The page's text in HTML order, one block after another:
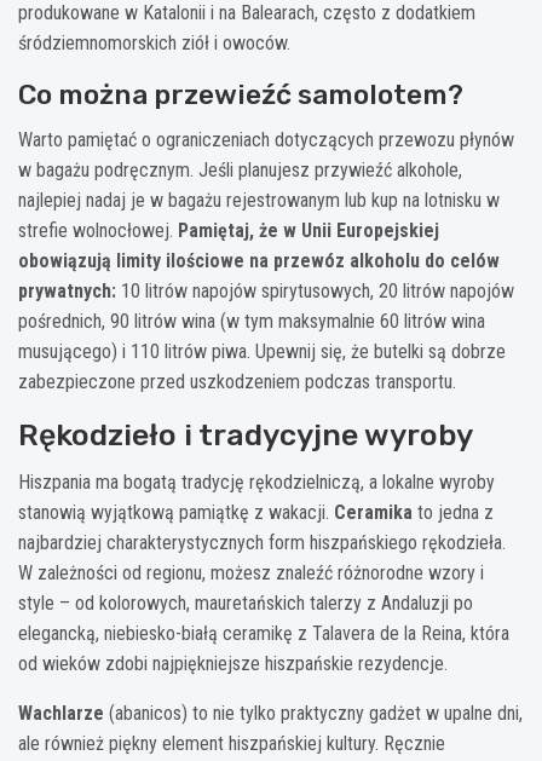
produkowane w Katalonii i na Balearach, często z dodatkiem
śródziemnomorskich ziół i owoców.
Co można przewieźć samolotem?
Warto pamiętać o ograniczeniach dotyczących przewozu płynów
w bagażu podręcznym. Jeśli planujesz przywieźć alkohole,
najlepiej nadaj je w bagażu rejestrowanym lub kup na lotnisku w
strefie wolnocłowej. Pamiętaj, że w Unii Europejskiej
obowiązują limity ilościowe na przewóz alkoholu do celów
prywatnych: 10 litrów napojów spirytusowych, 20 litrów napojów
pośrednich, 90 litrów wina (w tym maksymalnie 60 litrów wina
musującego) i 110 litrów piwa. Upewnij się, że butelki są dobrze
zabezpieczone przed uszkodzeniem podczas transportu.
Rękodzieło i tradycyjne wyroby
Hiszpania ma bogatą tradycję rękodzielniczą, a lokalne wyroby
stanowią wyjątkową pamiątkę z wakacji. Ceramika to jedna z
najbardziej charakterystycznych form hiszpańskiego rękodzieła.
W zależności od regionu, możesz znaleźć różnorodne wzory i
style – od kolorowych, mauretańskich talerzy z Andaluzji po
elegancką, niebiesko-białą ceramikę z Talavera de la Reina, która
od wieków zdobi najpiękniejsze hiszpańskie rezydencje.
Wachlarze (abanicos) to nie tylko praktyczny gadżet w upalne dni,
ale również piękny element hiszpańskiej kultury. Ręcznie